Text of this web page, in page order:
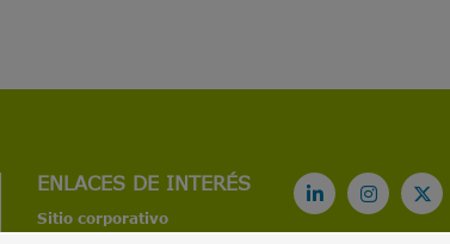
ENLACES DE INTERÉS
Sitio corporativo